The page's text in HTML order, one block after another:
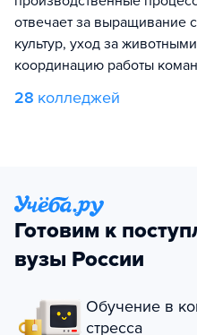
отвечает за выращивание
культур, уход за
координацию работы
28 колледжей
Готовим к
вузы России
Обучение в
стресса